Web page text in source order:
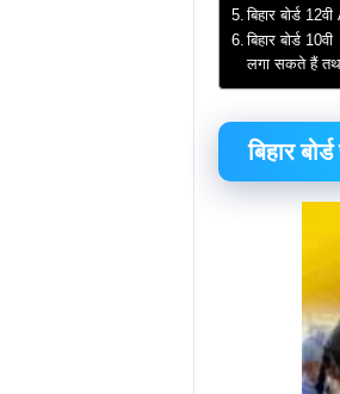
बिहार बोर्ड
बिहार बोर्ड
लगा सकते हैं
बिहार